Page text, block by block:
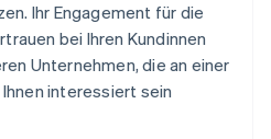
Ihr Engagement für die
bei Ihren Kundinnen
Unternehmen, die an einer
interessiert sein